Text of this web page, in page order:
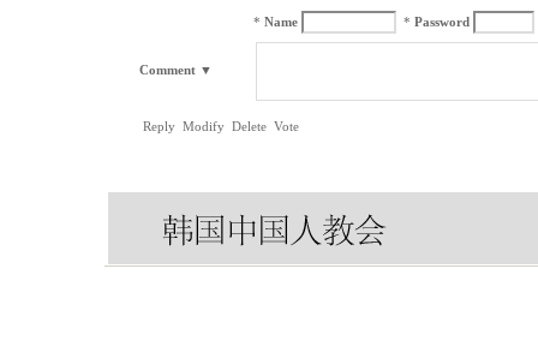
* Name * Password
Comment▼
Reply Modify Delete Vote